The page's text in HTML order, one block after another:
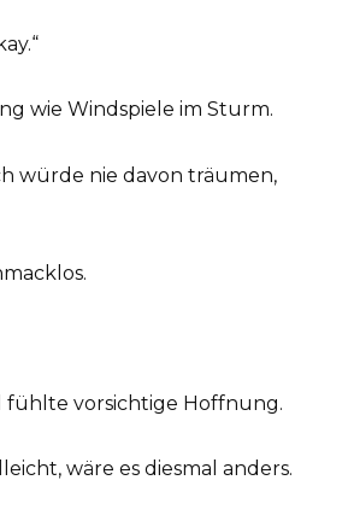
wie Windspiele im Sturm.
würde nie davon träumen,
vorsichtige Hoffnung.
wäre es diesmal anders.